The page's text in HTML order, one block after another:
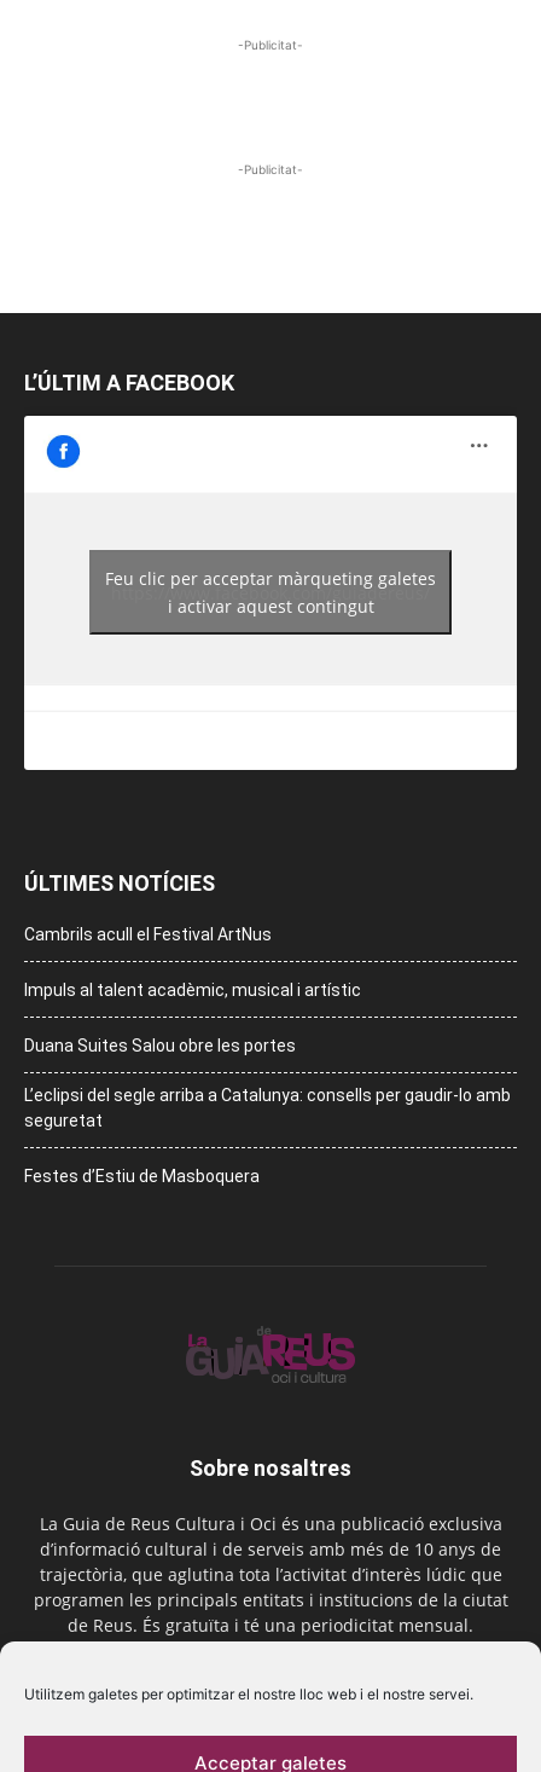
Utilitzem galetes per optimitzar el nostre lloc web i el nostre servei.
Acceptar galetes
-Publicitat-
-Publicitat-
L’ÚLTIM A FACEBOOK
https://www.facebook.com/guiadereus/
Feu clic per acceptar màrqueting galetes
i activar aquest contingut
ÚLTIMES NOTÍCIES
Cambrils acull el Festival ArtNus
Impuls al talent acadèmic, musical i artístic
Duana Suites Salou obre les portes
L’eclipsi del segle arriba a Catalunya: consells per gaudir-lo amb
seguretat
Festes d’Estiu de Masboquera
Sobre nosaltres
La Guia de Reus Cultura i Oci és una publicació exclusiva
d’informació cultural i de serveis amb més de 10 anys de
trajectòria, que aglutina tota l’activitat d’interès lúdic que
programen les principals entitats i institucions de la ciutat
de Reus. És gratuïta i té una periodicitat mensual.
Segueix-nos